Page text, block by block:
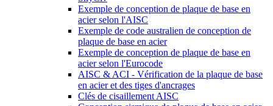
Exemple de conception de plaque de base en
acier selon l'AISC
Exemple de code australien de conception de
plaque de base en acier
Exemple de conception de plaque de base en
acier selon l'Eurocode
AISC & ACI - Vérification de la plaque de base
en acier et des tiges d'ancrages
Clés de cisaillement AISC